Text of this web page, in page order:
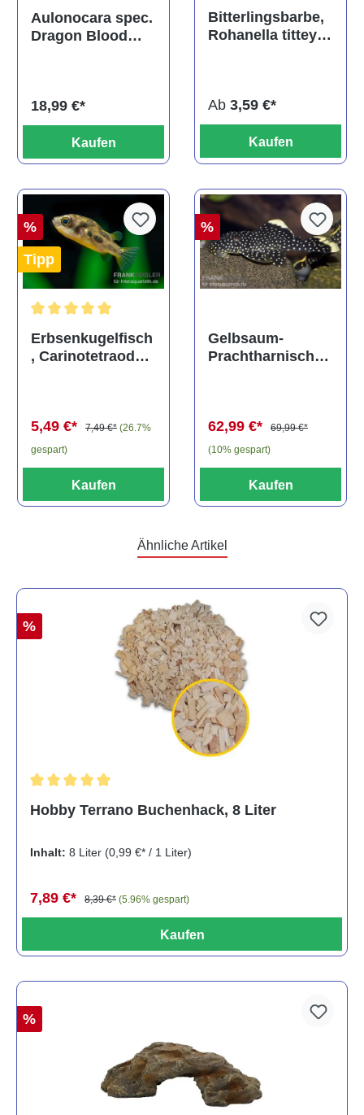
Durchschnittliche Bewertung von 5 von 5 Sternen
Aulonocara spec.
Dragon Blood
18,99 €*
Kaufen
Bitterlingsbarbe,
Rohanella titteya,
Ab 3,59 €*
Kaufen
%
Tipp
Erbsenkugelfisch
, Carinotetraodon
5,49 €* 7,49 €* (26.7%
gespart)
Kaufen
%
Gelbsaum-
Prachtharnischw
62,99 €*
69,99 €*
(10% gespart)
Kaufen
Ähnliche Artikel
%
Hobby Terrano Buchenhack, 8 Liter
Inhalt: 8 Liter (0,99 €* / 1 Liter)
7,89 €* 8,39 €* (5.96% gespart)
Kaufen
%